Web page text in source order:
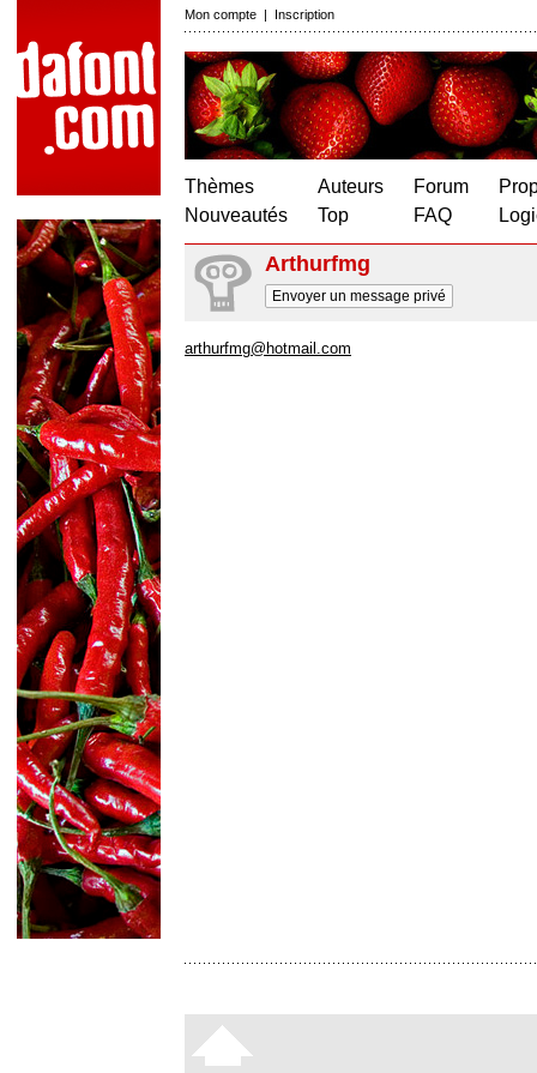
Mon compte | Inscription
Thèmes
Nouveautés
Auteurs
Top
Forum
FAQ
Arthurfmg
Envoyer un message privé
arthurfmg@hotmail.com